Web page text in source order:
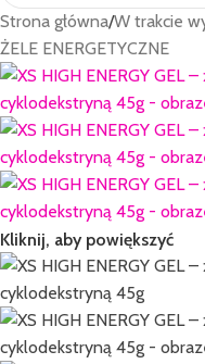
Strona główna/W trakcie
ŻELE ENERGETYCZNE
Kliknij, aby powiększyć